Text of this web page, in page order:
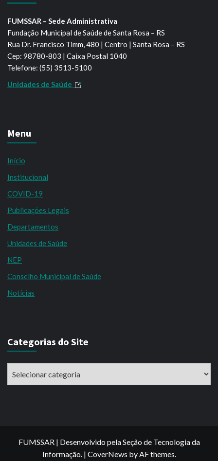
FUMSSAR – Sede Administrativa
Fundação Municipal de Saúde de Santa Rosa – RS
Rua Dr. Francisco Timm, 480 | Centro | Santa Rosa – RS
Cep: 98780-803 | Caixa Postal 1040
Telefone: (55) 3513-5100
Unidades de Saúde
Menu
Início
Institucional
COVID-19
Publicações Legais
Departamentos
Unidades de Saúde
NEP
Conselho Municipal de Saúde
Notícias
Categorias do Site
FUMSSAR | Desenvolvido pela Seção de Tecnologia da
Informação. | CoverNews by AF themes.